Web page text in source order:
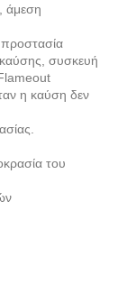
άμεση
συσκευή
η καύση δεν
του